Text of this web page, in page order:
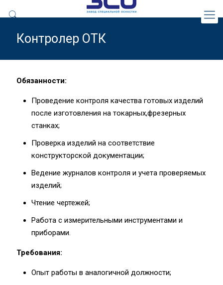
Контролер ОТК
Обязанности:
Проведение контроля качества готовых изделий
после изготовления на токарных,фрезерных
станках;
Проверка изделий на соответствие
конструкторской документации;
Ведение журналов контроля и учета проверяемых
изделий;
Чтение чертежей;
Работа с измерительными инструментами и
приборами.
Требования:
Опыт работы в аналогичной должности;